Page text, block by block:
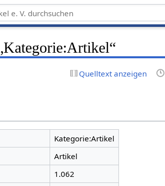
Quelltext anzeigen
Kategorie:Artikel
Artikel
1.062